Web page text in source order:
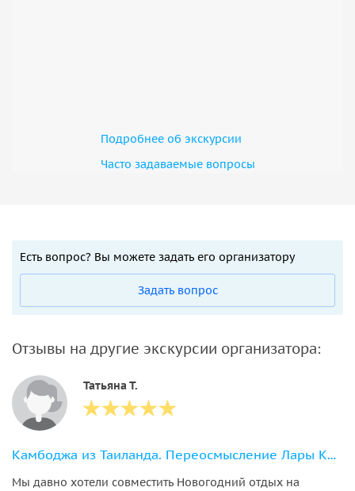
Подробнее об экскурсии
Часто задаваемые вопросы
Есть вопрос? Вы можете задать его организатору
Задать вопрос
Отзывы на другие экскурсии организатора:
Татьяна Т.
Камбоджа из Таиланда. Переосмысление Лары Крофт. Два дня
Мы давно хотели совместить Новогодний отдых на